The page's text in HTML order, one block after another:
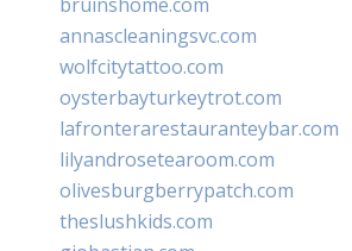
annascleaningsvc.com
wolfcitytattoo.com
oysterbayturkeytrot.com
lafronterarestauranteybar.com
lilyandrosetearoom.com
olivesburgberrypatch.com
theslushkids.com